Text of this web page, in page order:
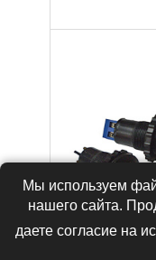
Мы используем
нашего сайта.
даете согласие на